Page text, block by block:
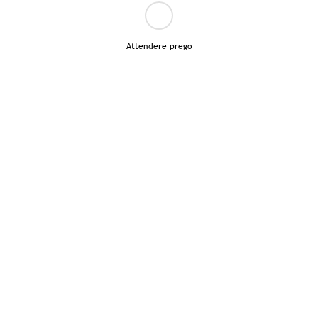
Attendere prego